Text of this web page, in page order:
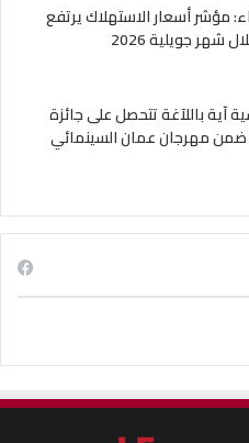
مؤشر أسعار الاستهلاك يرتفع
آية باللآغة تتحصل على جائزة
مهرجان عمان السينمائي